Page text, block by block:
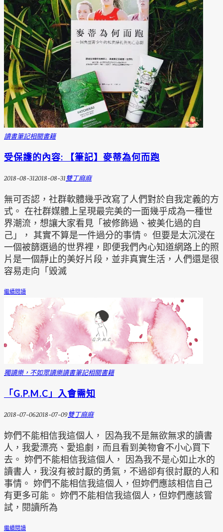
讀書筆記相關書籍
受保護的內容: 【筆記】麥蒂為何而跑
2018-08-312018-08-31雙丁麻麻
無可否認，社群軟體幾乎改寫了人們對於自我定義的方
式。 在社群媒體上呈現最完美的一面幾乎成為一種世
界潮流，想讓大家看見「被修飾過、被美化過的自
己」， 其實不算是一件過分的事情。 但要是太沉浸在
一個被篩選過的世界裡，即便我們內心知道網路上的照
片是一個靜止的美好片段，並非真實生活，人們還是很
容易走向「毀滅
繼續閱讀
獨讀樂，不如眾讀樂讀書筆記相關書籍
「G.P.M.C」入會需知
2018-07-062018-07-09雙丁麻麻
妳們不能相信我這個人， 因為我不是無欲無求的讀書
人，我愛漂亮、愛追劇，而且看到美物會不小心買下
去。 妳們不能相信我這個人， 因為我不是心如止水的
讀書人，我沒有被討厭的勇氣，不過卻有很討厭的人和
事情。 妳們不能相信我這個人，但妳們應該相信自己
有更多可能。 妳們不能相信我這個人，但妳們應該嘗
試，閱讀所為
繼續閱讀